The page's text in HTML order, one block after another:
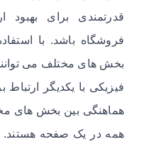
قدرتمندی برای بهبود
فروشگاه باشد. با
بخش های مختلف می توانند
فیزیکی با یکدیگر ارتباط
هماهنگی بین بخش های
همه در یک صفحه هستند.